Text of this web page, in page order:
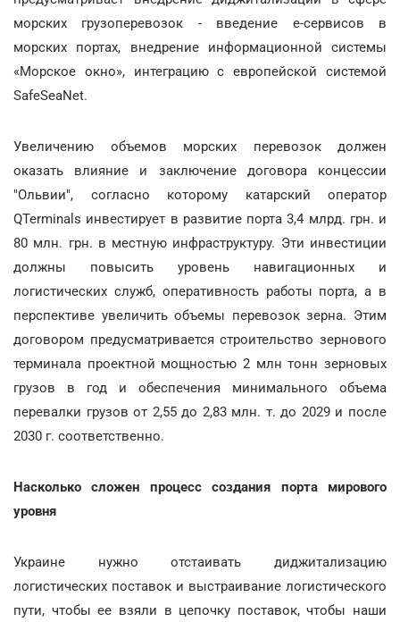
морских грузоперевозок - введение е-сервисов в
морских портах, внедрение информационной системы
«Морское окно», интеграцию с европейской системой
SafeSeaNet.
Увеличению объемов морских перевозок должен
оказать влияние и заключение договора концессии
"Ольвии", согласно которому катарский оператор
QTerminals инвестирует в развитие порта 3,4 млрд. грн. и
80 млн. грн. в местную инфраструктуру. Эти инвестиции
должны повысить уровень навигационных и
логистических служб, оперативность работы порта, а в
перспективе увеличить объемы перевозок зерна. Этим
договором предусматривается строительство зернового
терминала проектной мощностью 2 млн тонн зерновых
грузов в год и обеспечения минимального объема
перевалки грузов от 2,55 до 2,83 млн. т. до 2029 и после
2030 г. соответственно.
Насколько сложен процесс создания порта мирового
уровня
Украине нужно отстаивать диджитализацию
логистических поставок и выстраивание логистического
пути, чтобы ее взяли в цепочку поставок, чтобы наши